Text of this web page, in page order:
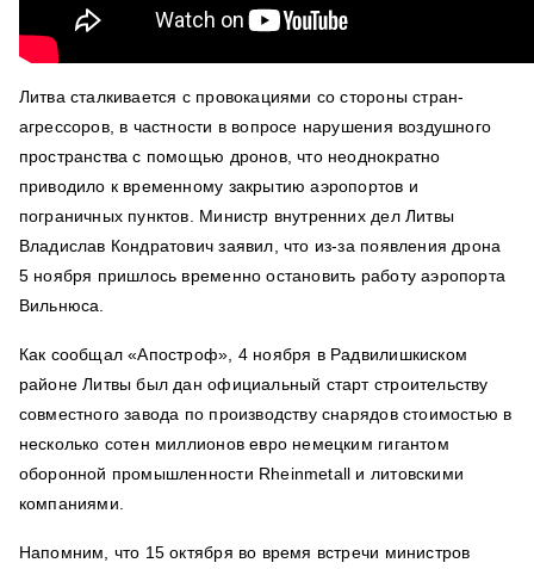
Литва сталкивается с провокациями со стороны стран-
агрессоров, в частности в вопросе нарушения воздушного
пространства с помощью дронов, что неоднократно
приводило к временному закрытию аэропортов и
пограничных пунктов. Министр внутренних дел Литвы
Владислав Кондратович заявил, что из-за появления дрона
5 ноября пришлось временно остановить работу аэропорта
Вильнюса.
Как сообщал «Апостроф», 4 ноября в Радвилишкиском
районе Литвы был дан официальный старт строительству
совместного завода по производству снарядов стоимостью в
несколько сотен миллионов евро немецким гигантом
оборонной промышленности Rheinmetall и литовскими
компаниями.
Напомним, что 15 октября во время встречи министров